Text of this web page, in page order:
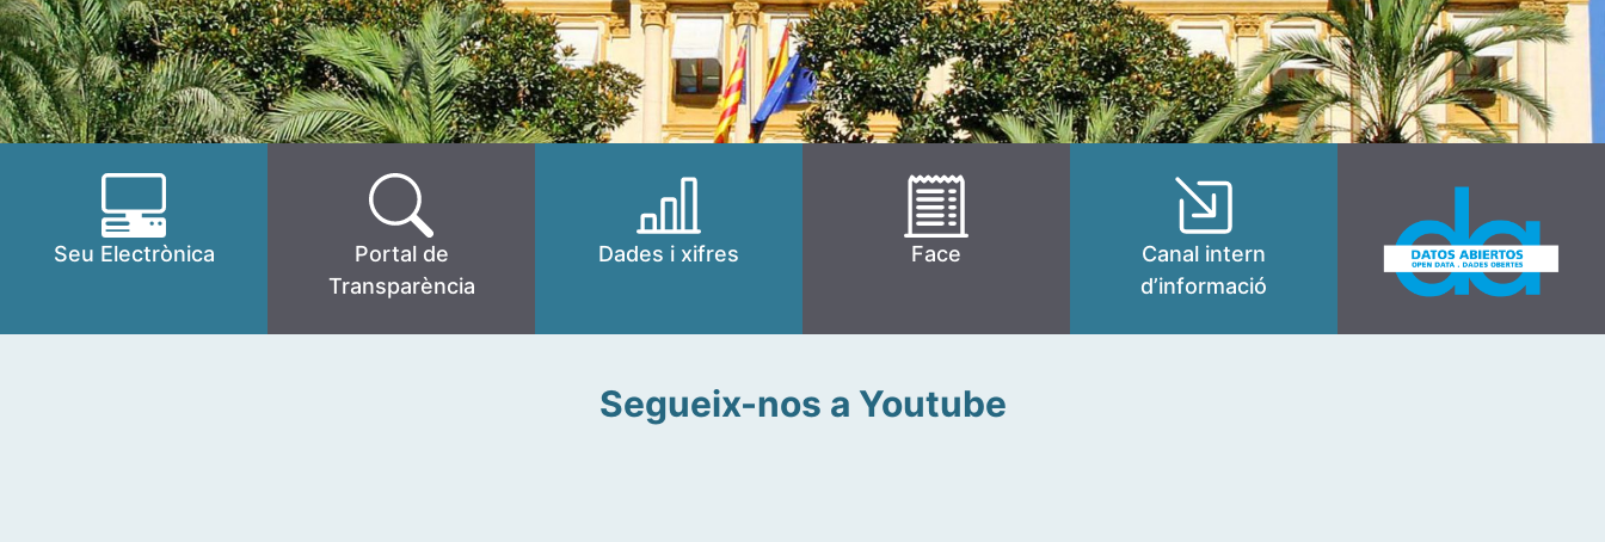
Seu Electrònica
Portal de
Transparència
Dades i xifres Face
Canal intern
d’informació
Segueix-nos a Youtube